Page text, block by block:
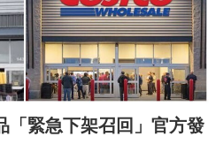
「緊急下架召回」官方發